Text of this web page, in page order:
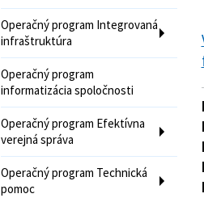
Operačný program Integrovaná
infraštruktúra
Operačný program
informatizácia spoločnosti
Operačný program Efektívna
verejná správa
Operačný program Technická
pomoc